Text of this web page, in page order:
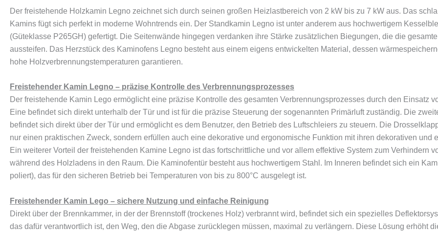
Der freistehende Holzkamin Legno zeichnet sich durch seinen großen Heizlastbereich von 2 kW bis zu 7 kW aus. Das
Kamins fügt sich perfekt in moderne Wohntrends ein. Der Standkamin Legno ist unter anderem aus hochwertigem
(Güteklasse P265GH) gefertigt. Die Seitenwände hingegen verdanken ihre Stärke zusätzlichen Biegungen, die die
aussteifen. Das Herzstück des Kaminofens Legno besteht aus einem eigens entwickelten Material, dessen
hohe Holzverbrennungstemperaturen garantieren.
Freistehender Kamin Legno – präzise Kontrolle des Verbrennungsprozesses
Der freistehende Kamin Lego ermöglicht eine präzise Kontrolle des gesamten Verbrennungsprozesses durch den Einsatz
Eine befindet sich direkt unterhalb der Tür und ist für die präzise Steuerung der sogenannten Primärluft zuständig. Die
befindet sich direkt über der Tür und ermöglicht es dem Benutzer, den Betrieb des Luftschleiers zu steuern. Die
nur einen praktischen Zweck, sondern erfüllen auch eine dekorative und ergonomische Funktion mit ihren dekorativen und
Ein weiterer Vorteil der freistehenden Kamine Legno ist das fortschrittliche und vor allem effektive System zum Verhindern
während des Holzladens in den Raum. Die Kaminofentür besteht aus hochwertigem Stahl. Im Inneren befindet sich ein
poliert), das für den sicheren Betrieb bei Temperaturen von bis zu 800°C ausgelegt ist.
Freistehender Kamin Lego – sichere Nutzung und einfache Reinigung
Direkt über der Brennkammer, in der der Brennstoff (trockenes Holz) verbrannt wird, befindet sich ein spezielles
das dafür verantwortlich ist, den Weg, den die Abgase zurücklegen müssen, maximal zu verlängern. Diese Lösung erhöht